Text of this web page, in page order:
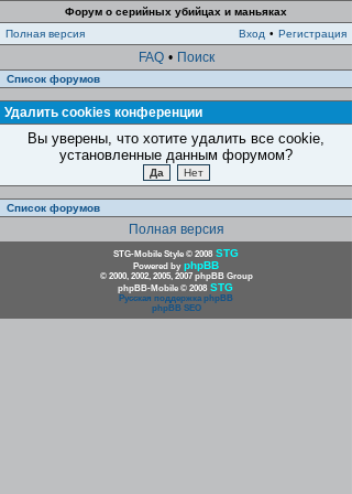
Форум о серийных убийцах и маньяках
Полная версия
Вход • Регистрация
FAQ • Поиск
Список форумов
Удалить cookies конференции
Вы уверены, что хотите удалить все cookie,
установленные данным форумом?
Список форумов
Полная версия
STG-Mobile Style © 2008 STG
Powered by phpBB
© 2000, 2002, 2005, 2007 phpBB Group
phpBB-Mobile © 2008 STG
Русская поддержка phpBB
phpBB SEO